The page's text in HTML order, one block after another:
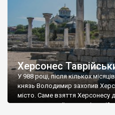
Херсонес
У 988 році, після кількох
князь Володимир захопив
місто. Саме взяття
диктувати свої умови